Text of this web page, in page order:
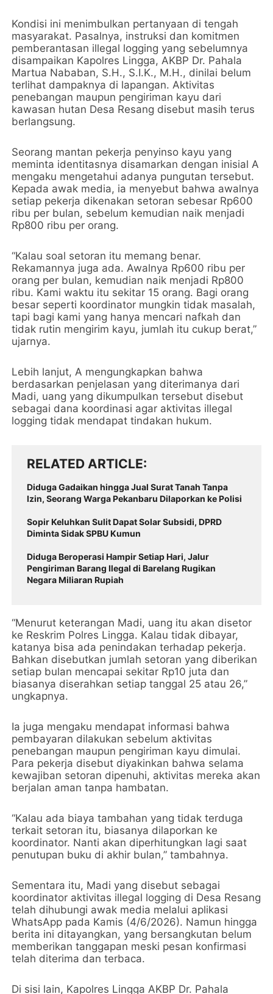
Kondisi ini menimbulkan pertanyaan di tengah
masyarakat. Pasalnya, instruksi dan komitmen
pemberantasan illegal logging yang sebelumnya
disampaikan Kapolres Lingga, AKBP Dr. Pahala
Martua Nababan, S.H., S.I.K., M.H., dinilai belum
terlihat dampaknya di lapangan. Aktivitas
penebangan maupun pengiriman kayu dari
kawasan hutan Desa Resang disebut masih terus
berlangsung.
Seorang mantan pekerja penyinso kayu yang
meminta identitasnya disamarkan dengan inisial A
mengaku mengetahui adanya pungutan tersebut.
Kepada awak media, ia menyebut bahwa awalnya
setiap pekerja dikenakan setoran sebesar Rp600
ribu per bulan, sebelum kemudian naik menjadi
Rp800 ribu per orang.
“Kalau soal setoran itu memang benar.
Rekamannya juga ada. Awalnya Rp600 ribu per
orang per bulan, kemudian naik menjadi Rp800
ribu. Kami waktu itu sekitar 15 orang. Bagi orang
besar seperti koordinator mungkin tidak masalah,
tapi bagi kami yang hanya mencari nafkah dan
tidak rutin mengirim kayu, jumlah itu cukup berat,”
ujarnya.
Lebih lanjut, A mengungkapkan bahwa
berdasarkan penjelasan yang diterimanya dari
Madi, uang yang dikumpulkan tersebut disebut
sebagai dana koordinasi agar aktivitas illegal
logging tidak mendapat tindakan hukum.
RELATED ARTICLE
Diduga Gadaikan hingga Jual Surat Tanah Tanpa
Izin, Seorang Warga Pekanbaru Dilaporkan ke Polisi
Sopir Keluhkan Sulit Dapat Solar Subsidi, DPRD
Diminta Sidak SPBU Kumun
Diduga Beroperasi Hampir Setiap Hari, Jalur
Pengiriman Barang Ilegal di Barelang Rugikan
Negara Miliaran Rupiah
“Menurut keterangan Madi, uang itu akan disetor
ke Reskrim Polres Lingga. Kalau tidak dibayar,
katanya bisa ada penindakan terhadap pekerja.
Bahkan disebutkan jumlah setoran yang diberikan
setiap bulan mencapai sekitar Rp10 juta dan
biasanya diserahkan setiap tanggal 25 atau 26,”
ungkapnya.
Ia juga mengaku mendapat informasi bahwa
pembayaran dilakukan sebelum aktivitas
penebangan maupun pengiriman kayu dimulai.
Para pekerja disebut diyakinkan bahwa selama
kewajiban setoran dipenuhi, aktivitas mereka akan
berjalan aman tanpa hambatan.
“Kalau ada biaya tambahan yang tidak terduga
terkait setoran itu, biasanya dilaporkan ke
koordinator. Nanti akan diperhitungkan lagi saat
penutupan buku di akhir bulan,” tambahnya.
Sementara itu, Madi yang disebut sebagai
koordinator aktivitas illegal logging di Desa Resang
telah dihubungi awak media melalui aplikasi
WhatsApp pada Kamis (4/6/2026). Namun hingga
berita ini ditayangkan, yang bersangkutan belum
memberikan tanggapan meski pesan konfirmasi
telah diterima dan terbaca.
Di sisi lain, Kapolres Lingga AKBP Dr. Pahala